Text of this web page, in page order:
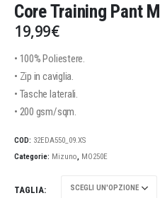
Core Training Pant M
19,99€
• 100% Poliestere.
• Zip in caviglia.
• Tasche laterali.
• 200 gsm/sqm.
COD: 32EDA550_09.XS
Categorie: Mizuno, MO250E
TAGLIA